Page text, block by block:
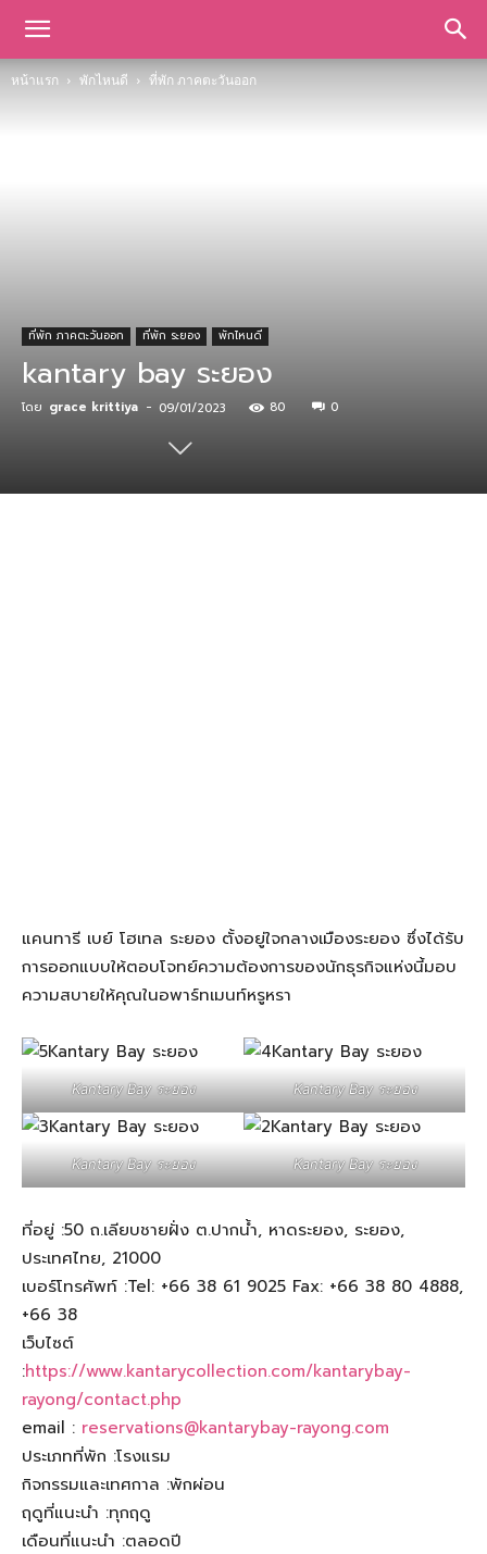
หน้าแรก พักไหนดี ที่พัก ภาคตะวันออก
ที่พัก ภาคตะวันออก ที่พัก ระยอง พักไหนดี
kantary bay ระยอง
โดย grace krittiya - 09/01/2023 80 0
แคนทารี เบย์ โฮเทล ระยอง ตั้งอยู่ใจกลางเมืองระยอง ซึ่งได้รับ
การออกแบบให้ตอบโจทย์ความต้องการของนักธุรกิจแห่งนี้มอบ
ความสบายให้คุณในอพาร์ทเมนท์หรูหรา
Kantary Bay ระยอง Kantary Bay ระยอง
Kantary Bay ระยอง Kantary Bay ระยอง
ที่อยู่ :50 ถ.เลียบชายฝั่ง ต.ปากน้ำ, หาดระยอง, ระยอง,
ประเทศไทย, 21000
เบอร์โทรศัพท์ :Tel: +66 38 61 9025 Fax: +66 38 80 4888,
+66 38
เว็บไซต์
:https://www.kantarycollection.com/kantarybay-
rayong/contact.php
email : reservations@kantarybay-rayong.com
ประเภทที่พัก :โรงแรม
กิจกรรมและเทศกาล :พักผ่อน
ฤดูที่แนะนำ :ทุกฤดู
เดือนที่แนะนำ :ตลอดปี